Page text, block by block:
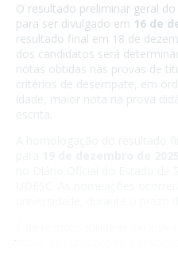
O resultado preliminar geral
para ser divulgado em 16 de
resultado final em 18 de
dos candidatos será
notas obtidas nas provas de
critérios de desempate, em
idade, maior nota na prova